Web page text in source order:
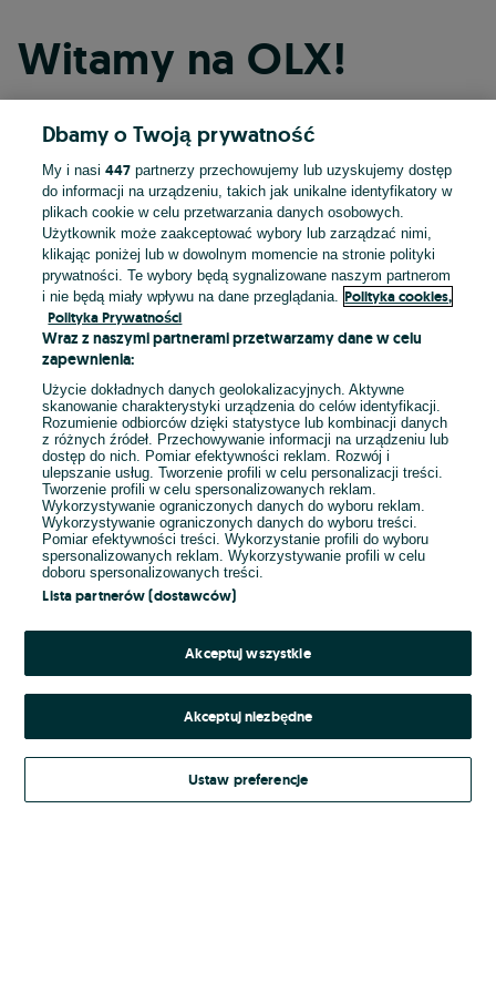
Witamy na OLX!
Kontynuuj przez Facebooka
Kontynuuj przez konto Apple
Kontynuuj przez konto Google
LUB
E-mail
Hasło
Kontynuując za pośrednictwem jednego z dostawców wskazanych powyżej,
Regulamin serwisu OLX.pl w jego aktualnym brzmieniu.
Dbamy o Twoją prywatność
My i nasi447 partnerzy przechowujemy lub uzyskujemy dostęp
do informacji na urządzeniu, takich jak unikalne identyfikatory w
plikach cookie w celu przetwarzania danych osobowych.
Użytkownik może zaakceptować wybory lub zarządzać nimi,
klikając poniżej lub w dowolnym momencie na stronie polityki
prywatności. Te wybory będą sygnalizowane naszym partnerom
i nie będą miały wpływu na dane przeglądania.
Polityka cookies,
Polityka Prywatności
Wraz z naszymi partnerami przetwarzamy dane w celu
zapewnienia:
Użycie dokładnych danych geolokalizacyjnych. Aktywne
skanowanie charakterystyki urządzenia do celów identyfikacji.
Rozumienie odbiorców dzięki statystyce lub kombinacji danych
z różnych źródeł. Przechowywanie informacji na urządzeniu lub
dostęp do nich. Pomiar efektywności reklam. Rozwój i
ulepszanie usług. Tworzenie profili w celu personalizacji treści.
Tworzenie profili w celu spersonalizowanych reklam.
Wykorzystywanie ograniczonych danych do wyboru reklam.
Wykorzystywanie ograniczonych danych do wyboru treści.
Pomiar efektywności treści. Wykorzystanie profili do wyboru
spersonalizowanych reklam. Wykorzystywanie profili w celu
doboru spersonalizowanych treści.
Lista partnerów (dostawców)
Akceptuj wszystkie
Akceptuj niezbędne
Ustaw preferencje